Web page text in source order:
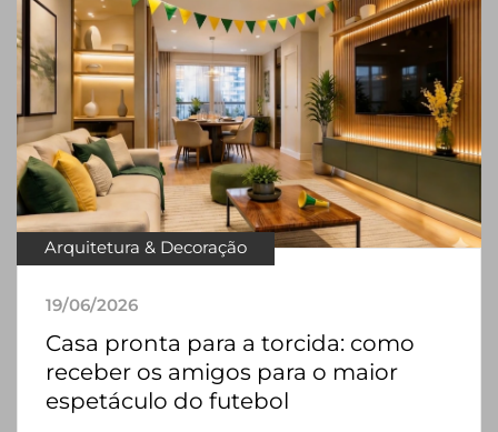
Arquitetura & Decoração
19/06/2026
Casa pronta para a torcida: como
receber os amigos para o maior
espetáculo do futebol